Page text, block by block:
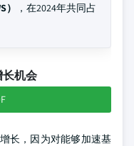
，在2024年共同占
机会
长，因为对能够加速基